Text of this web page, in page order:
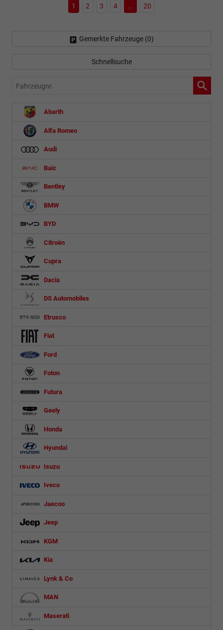
1 2 3 4 ... 20
Gemerkte Fahrzeuge (0)
Schnellsuche
Fahrzeugnr.
Abarth
Alfa Romeo
Audi
Baic
Bentley
BMW
BYD
Citroën
Cupra
Dacia
DS Automobiles
Etrusco
Fiat
Ford
Foton
Futura
Geely
Honda
Hyundai
Isuzu
Iveco
Jaecoo
Jeep
KGM
Kia
Lynk & Co
MAN
Maserati